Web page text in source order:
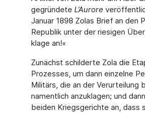
gegründete L’Aurore
Januar 1898 Zolas Brief an den
Republik unter der riesigen
klage an!«
Zunächst schilderte Zola die
Prozesses, um dann einzelne
Militärs, die an der Verurteilung
namentlich anzuklagen; und
beiden Kriegsgerichte an, dass